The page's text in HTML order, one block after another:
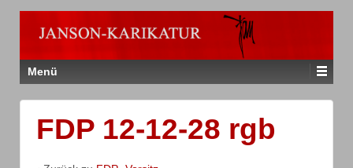
Menü
FDP 12-12-28 rgb